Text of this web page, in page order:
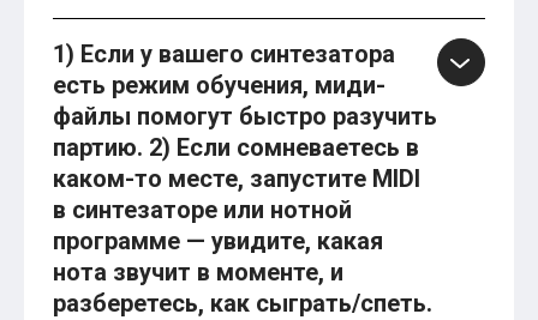
1) Если у вашего синтезатора
есть режим обучения, миди-
файлы помогут быстро разучить
партию. 2) Если сомневаетесь в
каком-то месте, запустите MIDI
в синтезаторе или нотной
программе — увидите, какая
нота звучит в моменте, и
разберетесь, как сыграть/спеть.